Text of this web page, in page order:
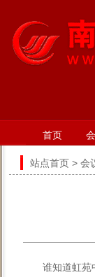
首页
站点首页 > 会
谁知道虹苑